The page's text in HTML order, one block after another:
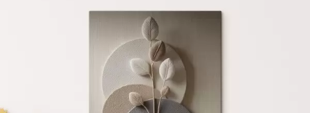
Яскраві, насичені кольори
Стійкість до вицвітання
Безпечне чорнило без запаху
Поверхня з текстурою полотна
Екологічний матеріал